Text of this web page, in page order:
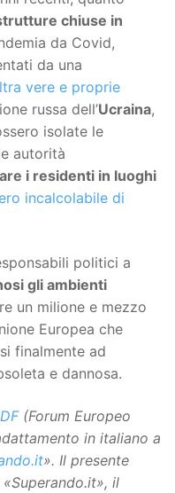
chiuse in
da Covid,
da una
vere e proprie
russa dell’Ucraina,
isolate le
autorità
i residenti in luoghi
incalcolabile di
politici a
gli ambienti
un milione e mezzo
Europea che
finalmente ad
e dannosa.
(Forum Europeo
in italiano a
». Il presente
il